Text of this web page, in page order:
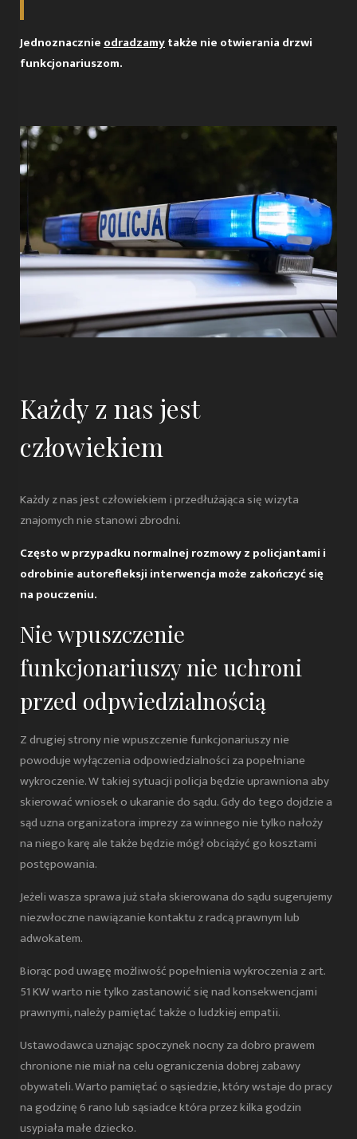
Jednoznacznieodradzamytakże nie otwierania drzwi
funkcjonariuszom.
Każdy z nas jest
człowiekiem
Każdy z nas jest człowiekiem i przedłużająca się wizyta
znajomych nie stanowi zbrodni.
Często w przypadku normalnej rozmowy z policjantami i
odrobinie autorefleksji interwencja może zakończyć się
na pouczeniu.
Nie wpuszczenie
funkcjonariuszy nie uchroni
przed odpwiedzialnością
Z drugiej strony nie wpuszczenie funkcjonariuszy nie
powoduje wyłączenia odpowiedzialności za popełniane
wykroczenie. W takiej sytuacji policja będzie uprawniona aby
skierować wniosek o ukaranie do sądu. Gdy do tego dojdzie a
sąd uzna organizatora imprezy za winnego nie tylko nałoży
na niego karę ale także będzie mógł obciążyć go kosztami
postępowania.
Jeżeli wasza sprawa już stała skierowana do sądu sugerujemy
niezwłoczne nawiązanie kontaktu z radcą prawnym lub
adwokatem.
Biorąc pod uwagę możliwość popełnienia wykroczenia z art.
51 KW warto nie tylko zastanowić się nad konsekwencjami
prawnymi, należy pamiętać także o ludzkiej empatii.
Ustawodawca uznając spoczynek nocny za dobro prawem
chronione nie miał na celu ograniczenia dobrej zabawy
obywateli. Warto pamiętać o sąsiedzie, który wstaje do pracy
na godzinę 6 rano lub sąsiadce która przez kilka godzin
usypiała małe dziecko.